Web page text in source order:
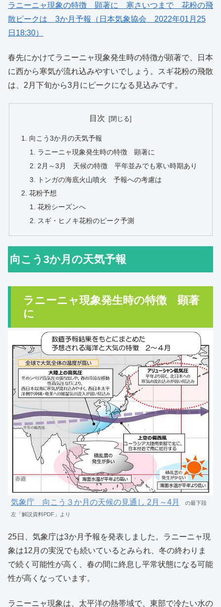
ラニーニャ現象の特徴 顕著に 寒さいつまで 花粉の飛
散ピークは 3か月予報（日本気象協会 2022年01月25
日18:30）
春先にかけてラニーニャ現象発生時の特徴が顕著で、日本
に西から寒気が流れ込みやすいでしょう。スギ花粉の飛散
は、2月下旬から3月にピークになる見込みです。
目次
向こう3か月の天気予報
ラニーニャ現象発生時の特徴 顕著に
2月～3月 天候の特徴 平年並みでも寒い時期あり
トンガの海底火山噴火 予報への考慮は
花粉予想
花粉シーズンへ
スギ・ヒノキ花粉のピーク予測
向こう3か月の天気予報
ラニーニャ現象発生時の特徴 顕著
に
気象庁 向こう３か月の天候の見通し 2月～4月
の最下段
左「解説資料PDF」より
25日、気象庁は3か月予報を発表しました。ラニーニャ現
象は12月の実況でも続いているとみられ、冬の終わりま
で続く可能性が高く、春の間に終息し平常状態になる可能
性が高くなっています。
ラニーニャ現象は、太平洋の熱帯域で、東部で冷たい水の